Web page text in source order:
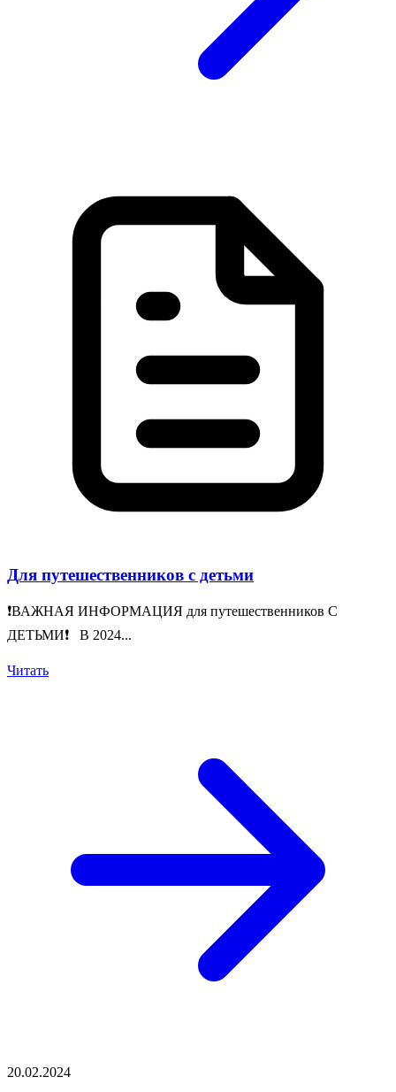
Для путешественников с детьми
❗️ВАЖНАЯ ИНФОРМАЦИЯ для путешественников С
ДЕТЬМИ❗️ В 2024...
Читать
20.02.2024